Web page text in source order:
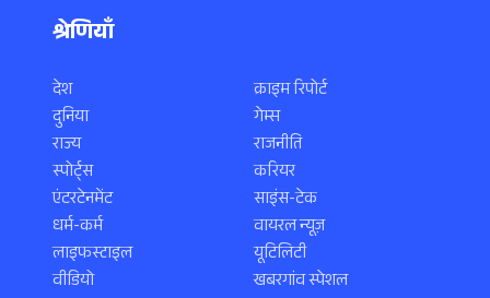
श्रेणियाँ
देश
दुनिया
राज्य
स्पोर्ट्स
एंटरटेनमेंट
धर्म-कर्म
लाइफस्टाइल
वीडियो
क्राइम रिपोर्ट
गेम्स
राजनीति
करियर
साइंस-टेक
वायरल न्यूज़
यूटिलिटी
खबरगांव स्पेशल